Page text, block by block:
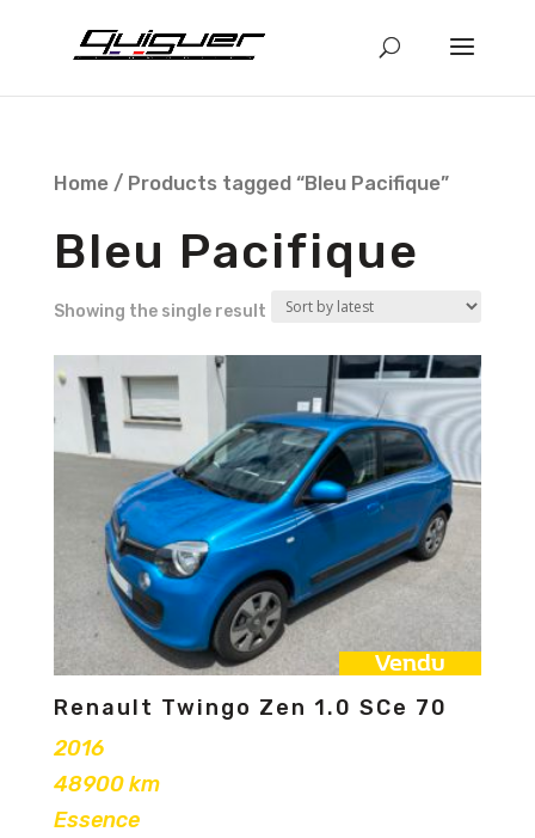
Home/ Products tagged “Bleu Pacifique”
Bleu Pacifique
Showing the single result
Vendu
Renault Twingo Zen 1.0 SCe 70
2016
48900 km
Essence